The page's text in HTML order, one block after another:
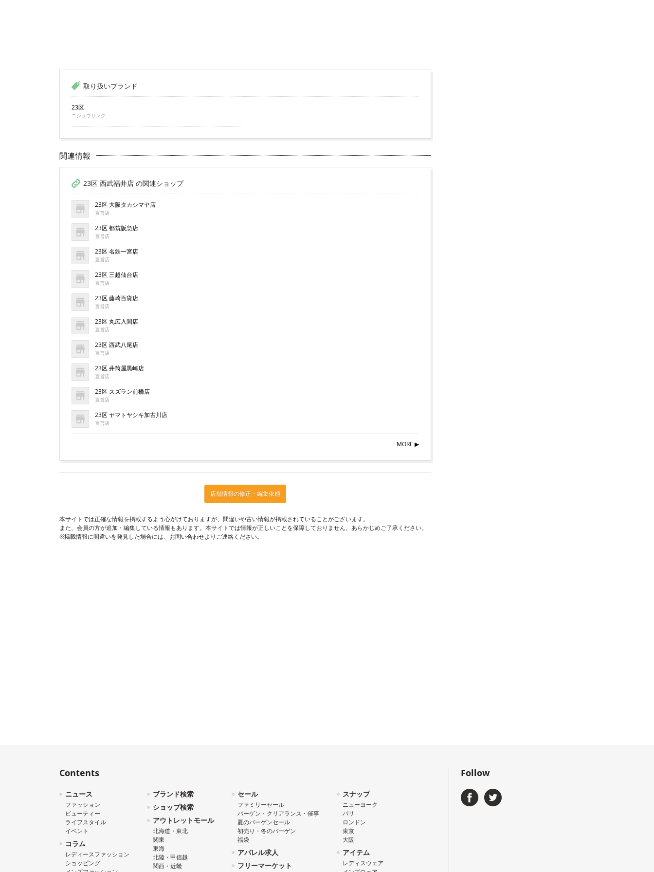
取り扱いブランド
23区
ニジュウサンク
関連情報
23区 西武福井店 の関連ショップ
23区 大阪タカシマヤ店
直営店
23区 都筑阪急店
直営店
23区 名鉄一宮店
直営店
23区 三越仙台店
直営店
23区 藤崎百貨店
直営店
23区 丸広入間店
直営店
23区 西武八尾店
直営店
23区 井筒屋黒崎店
直営店
23区 スズラン前橋店
直営店
23区 ヤマトヤシキ加古川店
直営店
MORE ▶︎
店舗情報の修正・編集依頼
本サイトでは正確な情報を掲載するよう心がけておりますが、間違いや古い情報が掲載されていることがございます。
また、会員の方が追加・編集している情報もあります。本サイトでは情報が正しいことを保障しておりません。あらかじめご了承ください。
※掲載情報に間違いを発見した場合には、 お問い合わせよりご連絡ください。
Contents
ニュース
ファッション
ビューティー
ライフスタイル
イベント
コラム
レディースファッション
ショッピング
ブランド検索
ショップ検索
アウトレットモール
北海道・東北
関東
東海
北陸・甲信越
関西・近畿
セール
ファミリーセール
バーゲン・クリアランス・催事
夏のバーゲンセール
初売り・冬のバーゲン
福袋
アパレル求人
フリーマーケット
スナップ
ニューヨーク
パリ
ロンドン
東京
大阪
アイテム
レディスウェア
Follow